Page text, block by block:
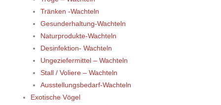
Tränken -Wachteln
Gesunderhaltung-Wachteln
Naturprodukte-Wachteln
Desinfektion- Wachteln
Ungeziefermittel – Wachteln
Stall / Voliere – Wachteln
Ausstellungsbedarf-Wachteln
Exotische Vögel